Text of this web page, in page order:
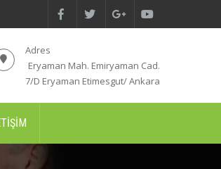
Adres
Eryaman Mah. Emiryaman Cad.
7/D Eryaman Etimesgut/ Ankara